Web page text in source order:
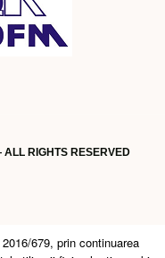
RIGHTS RESERVED
679, prin continuarea